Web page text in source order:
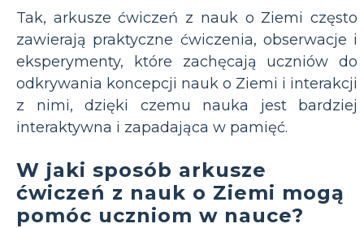
Tak, arkusze ćwiczeń z nauk o Ziemi często
zawierają praktyczne ćwiczenia, obserwacje i
eksperymenty, które zachęcają uczniów do
odkrywania koncepcji nauk o Ziemi i interakcji
z nimi, dzięki czemu nauka jest bardziej
interaktywna i zapadająca w pamięć.
W jaki sposób arkusze
ćwiczeń z nauk o Ziemi mogą
pomóc uczniom w nauce?